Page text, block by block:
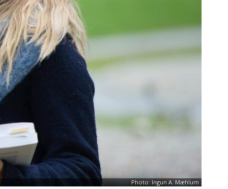
Photo: Ingun A. Mæhlum